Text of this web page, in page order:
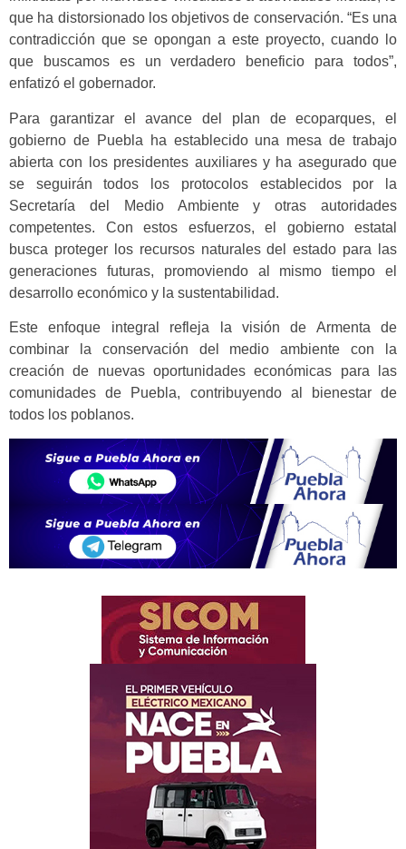
que ha distorsionado los objetivos de conservación. “Es una
contradicción que se opongan a este proyecto, cuando lo
que buscamos es un verdadero beneficio para todos”,
enfatizó el gobernador.
Para garantizar el avance del plan de ecoparques, el
gobierno de Puebla ha establecido una mesa de trabajo
abierta con los presidentes auxiliares y ha asegurado que
se seguirán todos los protocolos establecidos por la
Secretaría del Medio Ambiente y otras autoridades
competentes. Con estos esfuerzos, el gobierno estatal
busca proteger los recursos naturales del estado para las
generaciones futuras, promoviendo al mismo tiempo el
desarrollo económico y la sustentabilidad.
Este enfoque integral refleja la visión de Armenta de
combinar la conservación del medio ambiente con la
creación de nuevas oportunidades económicas para las
comunidades de Puebla, contribuyendo al bienestar de
todos los poblanos.